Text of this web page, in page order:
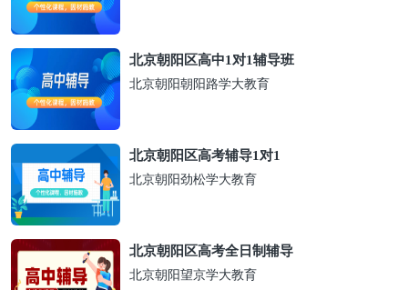
北京朝阳区高中1对1辅导班
北京朝阳朝阳路学大教育
北京朝阳区高考辅导1对1
北京朝阳劲松学大教育
北京朝阳区高考全日制辅导
北京朝阳望京学大教育